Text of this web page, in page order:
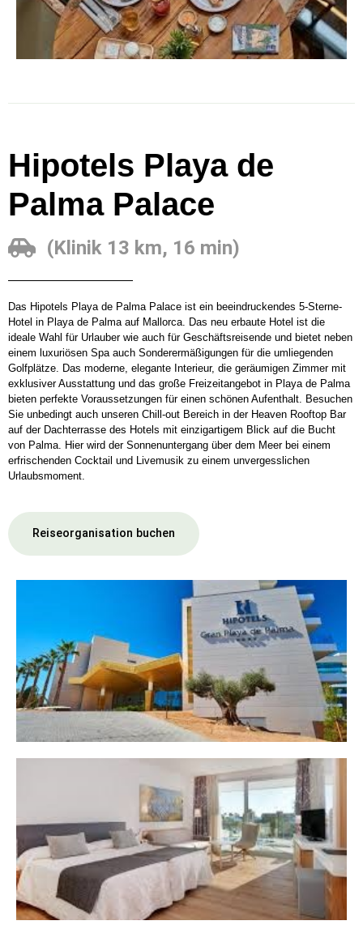
Hipotels Playa de
Palma Palace
(Klinik 13 km, 16 min)
Das Hipotels Playa de Palma Palace ist ein beeindruckendes 5-Sterne-
Hotel in Playa de Palma auf Mallorca. Das neu erbaute Hotel ist die
ideale Wahl für Urlauber wie auch für Geschäftsreisende und bietet neben
einem luxuriösen Spa auch Sonderermäßigungen für die umliegenden
Golfplätze. Das moderne, elegante Interieur, die geräumigen Zimmer mit
exklusiver Ausstattung und das große Freizeitangebot in Playa de Palma
bieten perfekte Voraussetzungen für einen schönen Aufenthalt. Besuchen
Sie unbedingt auch unseren Chill-out Bereich in der Heaven Rooftop Bar
auf der Dachterrasse des Hotels mit einzigartigem Blick auf die Bucht
von Palma. Hier wird der Sonnenuntergang über dem Meer bei einem
erfrischenden Cocktail und Livemusik zu einem unvergesslichen
Urlaubsmoment.
Reiseorganisation buchen